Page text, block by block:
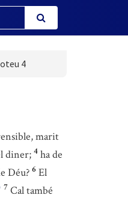
4
marit
diner; 4 ha de
Déu? 6 El
7 Cal també